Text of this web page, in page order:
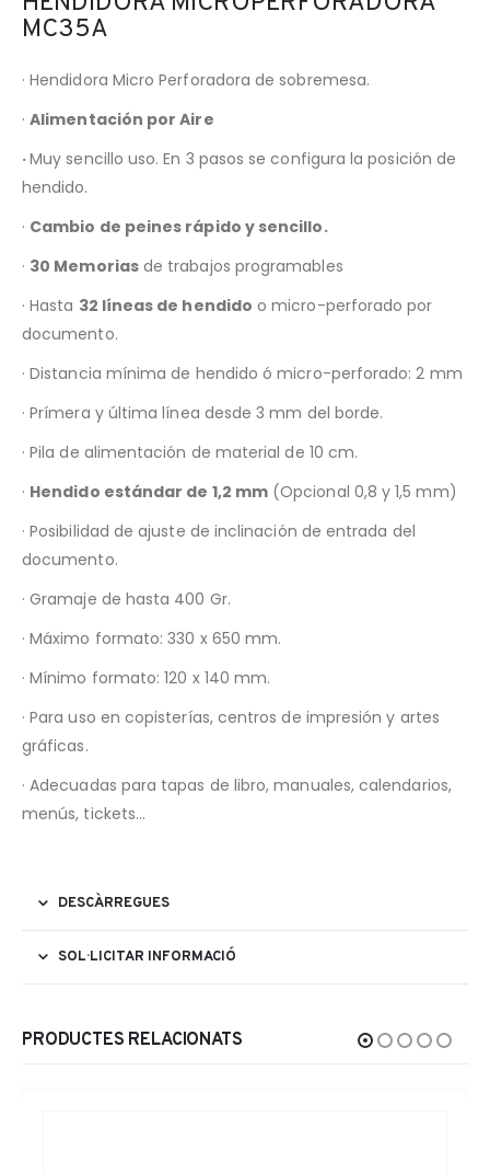
MC35A
· Hendidora Micro Perforadora de sobremesa.
·Alimentación por Aire
·Muy sencillo uso. En 3 pasos se configura la posición de
hendido.
· Cambio de peines rápido y sencillo.
· 30 Memoriasde trabajos programables
· Hasta 32 líneas de hendido o micro-perforado por
documento.
· Distancia mínima de hendido ó micro-perforado: 2 mm
· Prímera y última línea desde 3 mm del borde.
· Pila de alimentación de material de 10 cm.
· Hendido estándar de 1,2 mm(Opcional 0,8 y 1,5 mm)
· Posibilidad de ajuste de inclinación de entrada del
documento.
· Gramaje de hasta 400 Gr.
· Máximo formato: 330 x 650 mm.
· Mínimo formato: 120 x 140 mm.
· Para uso en copisterías, centros de impresión y artes
gráficas.
· Adecuadas para tapas de libro, manuales, calendarios,
menús, tickets…
DESCÀRREGUES
SOL·LICITAR INFORMACIÓ
PRODUCTES RELACIONATS